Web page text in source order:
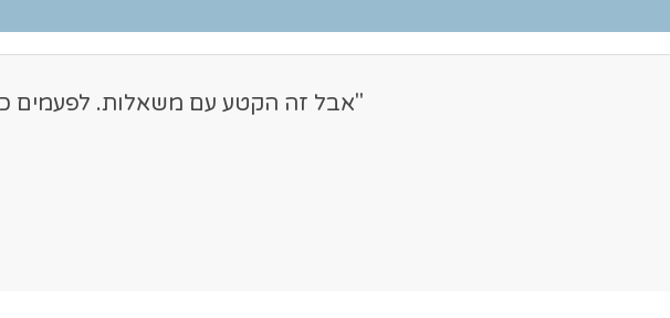
"אבל זה הקטע עם משאלות. לפעמים